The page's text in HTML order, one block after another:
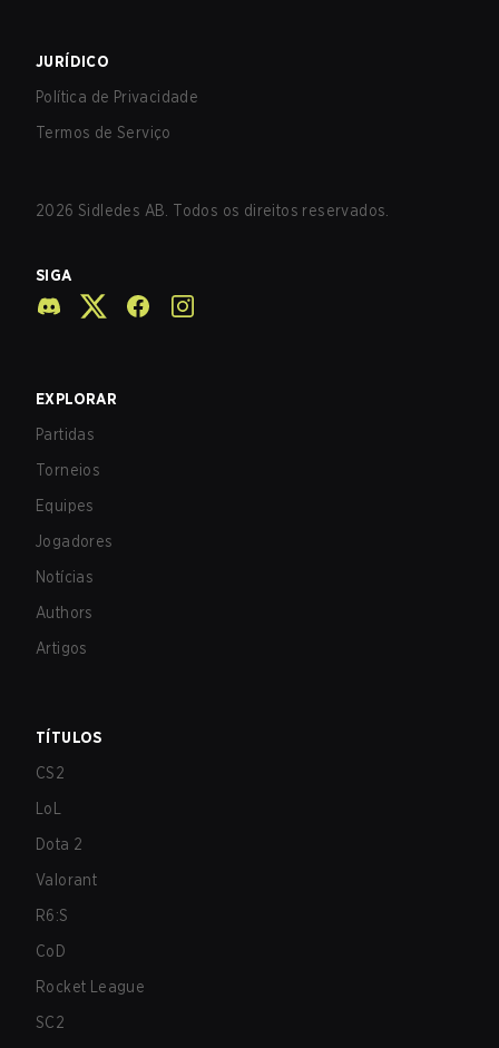
JURÍDICO
Política de Privacidade
Termos de Serviço
2026 Sidledes AB. Todos os direitos reservados.
SIGA
EXPLORAR
Partidas
Torneios
Equipes
Jogadores
Notícias
Authors
Artigos
TÍTULOS
CS2
LoL
Dota 2
Valorant
R6:S
CoD
Rocket League
SC2